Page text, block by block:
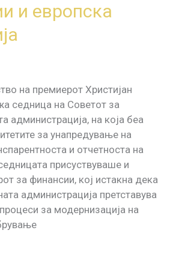
и европска
на премиерот Христијан
седница на Советот за
администрација, на која беа
за унапредување на
и отчетноста на
присуствуваше и
за финансии, кој истакна дека
администрација претставува
за модернизација на